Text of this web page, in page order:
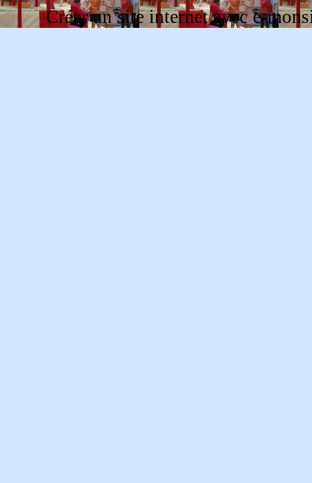
Créer un site internet avec e-